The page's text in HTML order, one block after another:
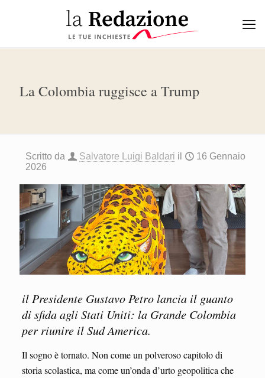
La Colombia ruggisce a Trump
Scritto da Salvatore Luigi Baldari il
16 Gennaio
2026
il Presidente Gustavo Petro lancia il guanto
di sfida agli Stati Uniti: la Grande Colombia
per riunire il Sud America.
Il sogno è tornato. Non come un polveroso capitolo di
storia scolastica, ma come un’onda d’urto geopolitica che